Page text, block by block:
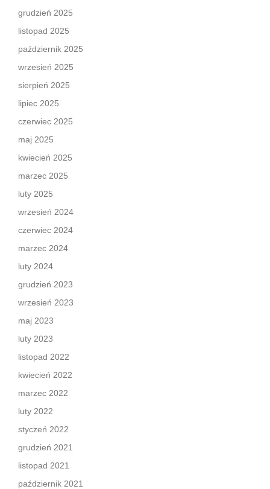
grudzień 2025
listopad 2025
październik 2025
wrzesień 2025
sierpień 2025
lipiec 2025
czerwiec 2025
maj 2025
kwiecień 2025
marzec 2025
luty 2025
wrzesień 2024
czerwiec 2024
marzec 2024
luty 2024
grudzień 2023
wrzesień 2023
maj 2023
luty 2023
listopad 2022
kwiecień 2022
marzec 2022
luty 2022
styczeń 2022
grudzień 2021
listopad 2021
październik 2021